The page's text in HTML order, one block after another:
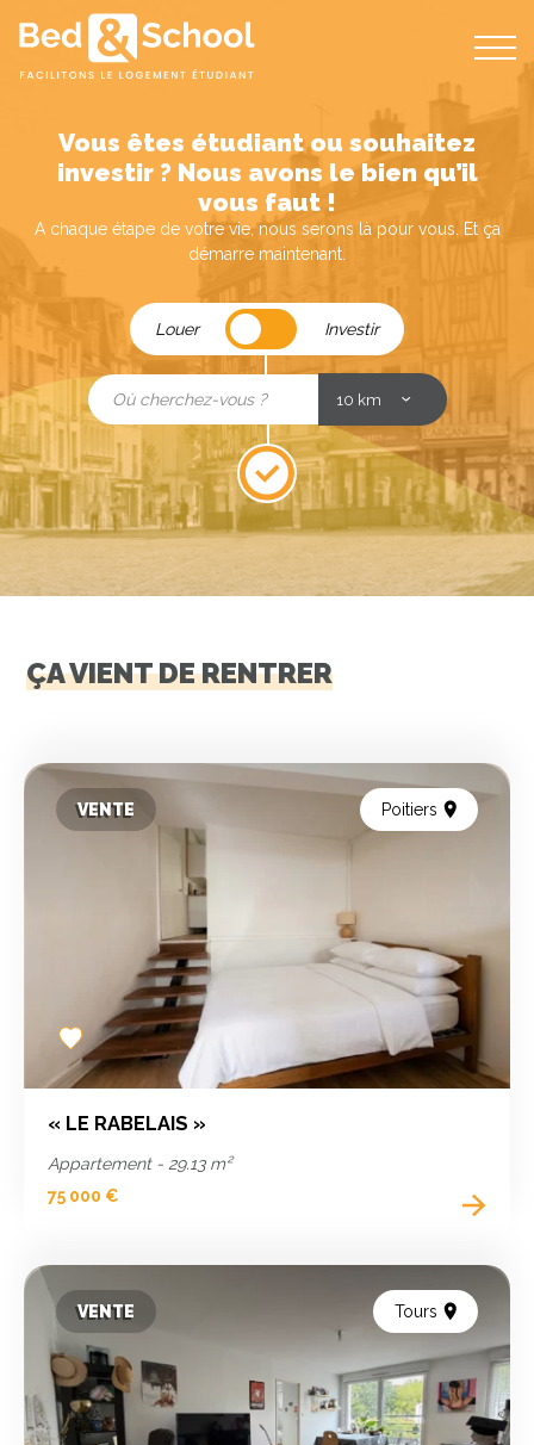
Bed
School
Vous êtes étudiant ou souhaitez
investir ? Nous avons le bien qu’il
vous faut !
A chaque étape de votre vie, nous serons là pour vous. Et ça
démarre maintenant.
Louer
Louer
/
Investir
Investir
ÇA VIENT DE RENTRER
VENTE Poitiers
Add
to
favorites
« LE RABELAIS »
Appartement - 29.13 m²
75 000 €
VENTE Tours